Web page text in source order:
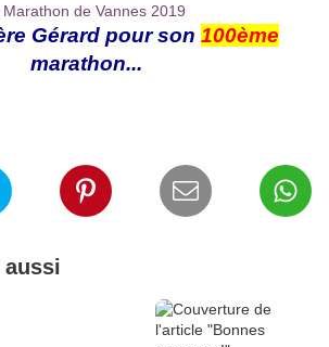
Gérard pour son 100ème
marathon...
aussi